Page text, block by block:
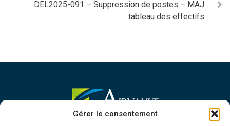
Gérer le consentement
DEL2025-091 – Suppression de postes – MAJ
tableau des effectifs
MAIRIE D'AIRVAULT